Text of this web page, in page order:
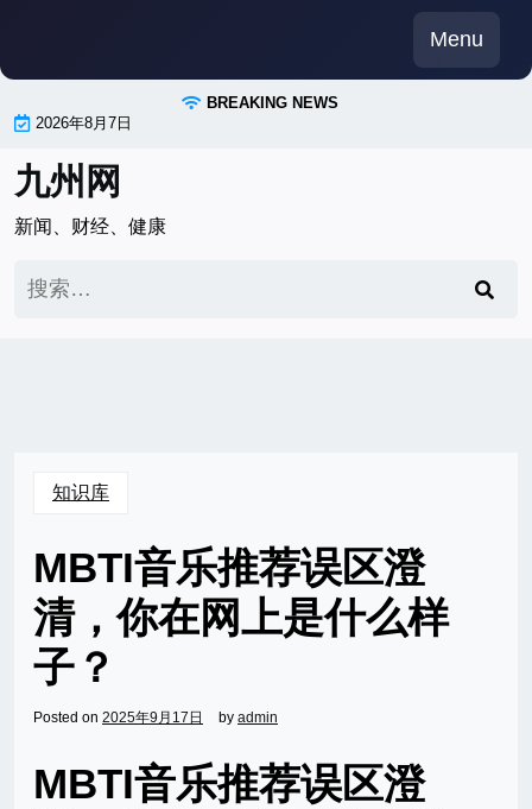
content
Menu
BREAKING NEWS
2026年8月7日
九州网
新闻、财经、健康
索：
知识库
MBTI音乐推荐误区澄
清，你在网上是什么样
子？
Posted on 2025年9月17日 by admin
MBTI音乐推荐误区澄